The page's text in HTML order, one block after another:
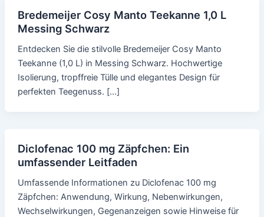
Bredemeijer Cosy Manto Teekanne 1,0 L
Messing Schwarz
Entdecken Sie die stilvolle Bredemeijer Cosy Manto
Teekanne (1,0 L) in Messing Schwarz. Hochwertige
Isolierung, tropffreie Tülle und elegantes Design für
perfekten Teegenuss. […]
Diclofenac 100 mg Zäpfchen: Ein
umfassender Leitfaden
Umfassende Informationen zu Diclofenac 100 mg
Zäpfchen: Anwendung, Wirkung, Nebenwirkungen,
Wechselwirkungen, Gegenanzeigen sowie Hinweise für